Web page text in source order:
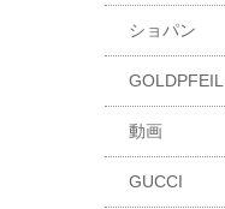
ショパン
GOLDPFEIL
動画
GUCCI